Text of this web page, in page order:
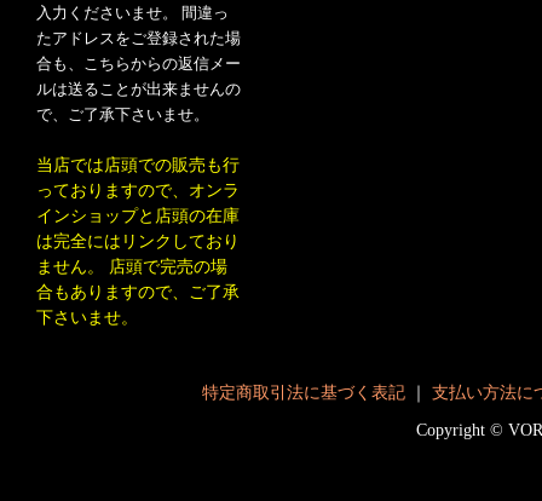
入力くださいませ。 間違っ
たアドレスをご登録された場
合も、こちらからの返信メー
ルは送ることが出来ませんの
で、ご了承下さいませ。
当店では店頭での販売も行
っておりますので、オンラ
インショップと店頭の在庫
は完全にはリンクしており
ません。 店頭で完売の場
合もありますので、ご了承
下さいませ。
特定商取引法に基づく表記｜ 支払い方法に
Copyright ©